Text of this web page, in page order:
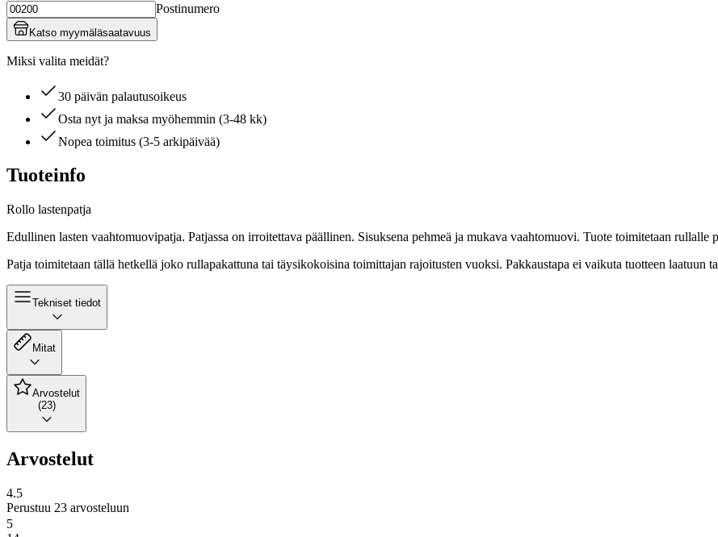
Postinumero
Katso myymäläsaatavuus
Miksi valita meidät?
30 päivän palautusoikeus
Osta nyt ja maksa myöhemmin (3-48 kk)
Nopea toimitus (3-5 arkipäivää)
Tuoteinfo
Rollo lastenpatja
Edullinen lasten vaahtomuovipatja. Patjassa on irroitettava päällinen. Sisuksena pehmeä ja mukava vaahtomuovi. Tuote toimitetaan rullalle
Patja toimitetaan tällä hetkellä joko rullapakattuna tai täysikokoisina toimittajan rajoitusten vuoksi. Pakkaustapa ei vaikuta tuotteen laatuun
Tekniset tiedot
Mitat
Arvostelut
(23)
Arvostelut
4.5
Perustuu 23 arvosteluun
5